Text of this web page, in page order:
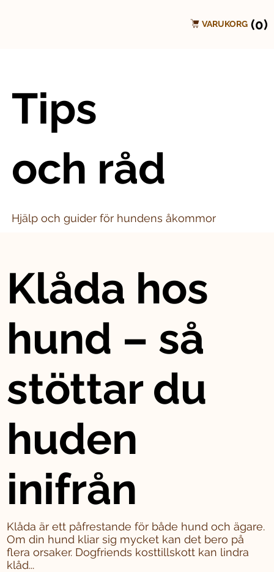
VARUKORG (0)
Tips
och råd
Hjälp och guider för hundens åkommor
Klåda hos
hund – så
stöttar du
huden
inifrån
Klåda är ett påfrestande för både hund och ägare.
Om din hund kliar sig mycket kan det bero på
flera orsaker. Dogfriends kosttillskott kan lindra
klåd...